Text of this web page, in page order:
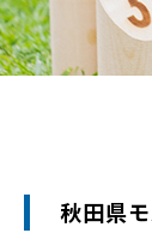
秋田県